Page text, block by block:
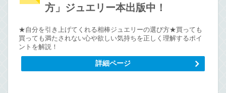
方」ジュエリー本出版中！
★自分を引き上げてくれる相棒ジュエリーの選び方★買っても
買っても満たされない心や欲しい気持ちを正しく理解するポイ
ントを解説！
詳細ページ